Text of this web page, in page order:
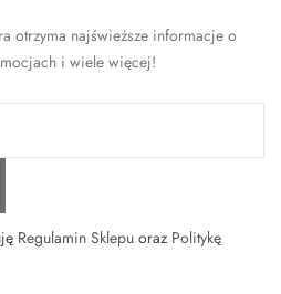
otrzyma najświeższe informacje o
i wiele więcej!
Regulamin Sklepu oraz Politykę